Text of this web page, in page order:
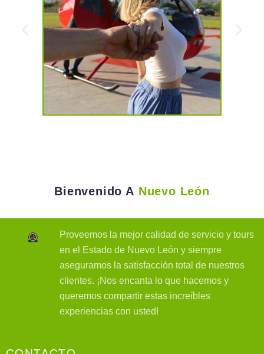
Bienvenido A Nuevo León
Proveemos la mejor calidad de servicio y tours
en el Estado de Nuevo León y siempre
aseguramos la satisfacción total de nuestros
clientes. ¡Nos encanta lo que hacemos y
queremos compartir estas increíbles
experiencias con usted!